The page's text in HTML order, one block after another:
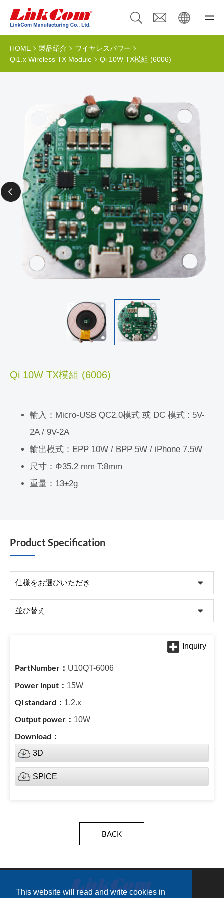
This website will read and write cookies in
HOME 製品紹介
ワイヤレスパワー
Qi1.x Wireless TX Module
Qi 10W TX模組 (6006)
Qi 10W TX模組 (6006)
輸入：Micro-USB QC2.0模式 或 DC 模式 : 5V-
2A / 9V-2A
輸出模式：EPP 10W / BPP 5W / iPhone 7.5W
尺寸：Φ35.2 mm T:8mm
重量：13±2g
Product Specification
U10QT-6006
15W
1.2.x
10W
3D
SPICE
BACK